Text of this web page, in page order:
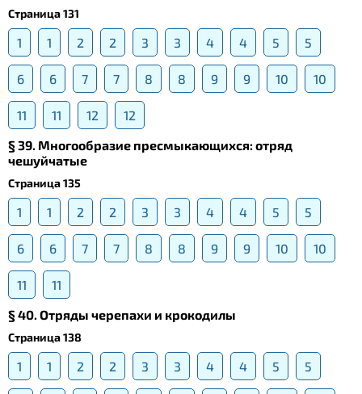
Страница 131
1 1 2 2 3 3 4 4 5 5
6 6 7 7 8 8 9 9 10 10
11 11 12
12
§ 39. Многообразие пресмыкающихся: отряд
чешуйчатые
Страница 135
1 1 2 2 3 3 4 4 5 5
6 6 7 7 8 8 9 9 10 10
11
11
§ 40. Отряды черепахи и крокодилы
Страница 138
1 1 2 2 3 3 4 4 5 5